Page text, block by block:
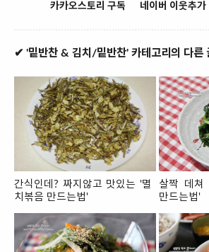
카카오스토리 구독
네이버 이웃추가
✔ '밑반찬 & 김치/밑반찬' 카테고리의 다른
간식인데? 짜지않고 맛있는 '멸
치볶음 만드는법'
살짝 데쳐
만드는법'